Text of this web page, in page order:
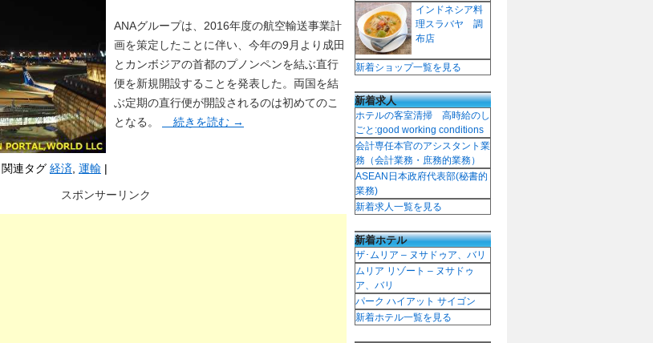
ANAグループは、2016年度の航空輸送事業計
画を策定したことに伴い、今年の9月より成田
とカンボジアの首都のプノンペンを結ぶ直行
便を新規開設することを発表した。両国を結
ぶ定期の直行便が開設されるのは初めてのこ
となる。
続きを読む →
関連タグ 経済 運輸 |
スポンサーリンク
インドネシア料
理スラバヤ 調
布店
新着ショップ一覧を見る
新着求人
ホテルの客室清掃 高時給のし
ごと:good working conditions
会計専任本官のアシスタント業
務（会計業務・庶務的業務）
ASEAN日本政府代表部(秘書的
業務)
新着求人一覧を見る
新着ホテル
ザ･ムリア – ヌサドゥア、バリ
ムリア リゾート – ヌサドゥ
ア、バリ
パーク ハイアット サイゴン
新着ホテル一覧を見る